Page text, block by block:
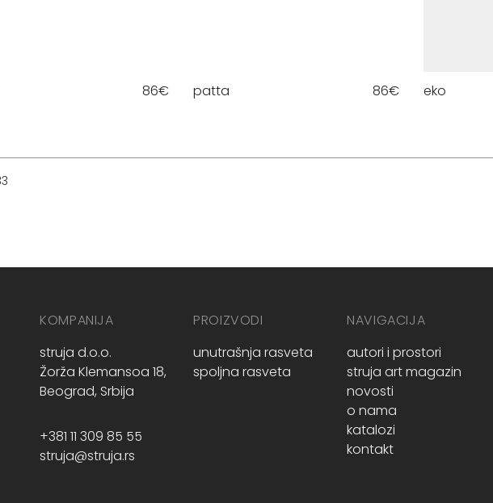
86€ patta 86€ eko
KOMPANIJA
struja d.o.o.
Žorža Klemansoa 18,
Beograd, Srbija
+381 11 309 85 55
struja@struja.rs
PROIZVODI
unutrašnja rasveta
spoljna rasveta
NAVIGACIJA
autori i prostori
struja art magazin
novosti
o nama
katalozi
kontakt